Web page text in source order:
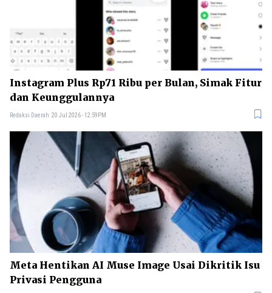
Instagram Plus Rp71 Ribu per Bulan, Simak Fitur
dan Keunggulannya
Redaksi Daerah 20 Jul 2026 - 12:59PM
Meta Hentikan AI Muse Image Usai Dikritik Isu
Privasi Pengguna